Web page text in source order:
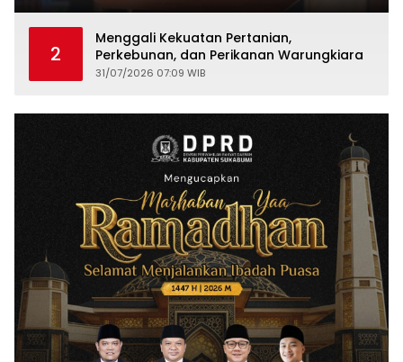
2
Menggali Kekuatan Pertanian,
Perkebunan, dan Perikanan Warungkiara
31/07/2026 07:09 WIB